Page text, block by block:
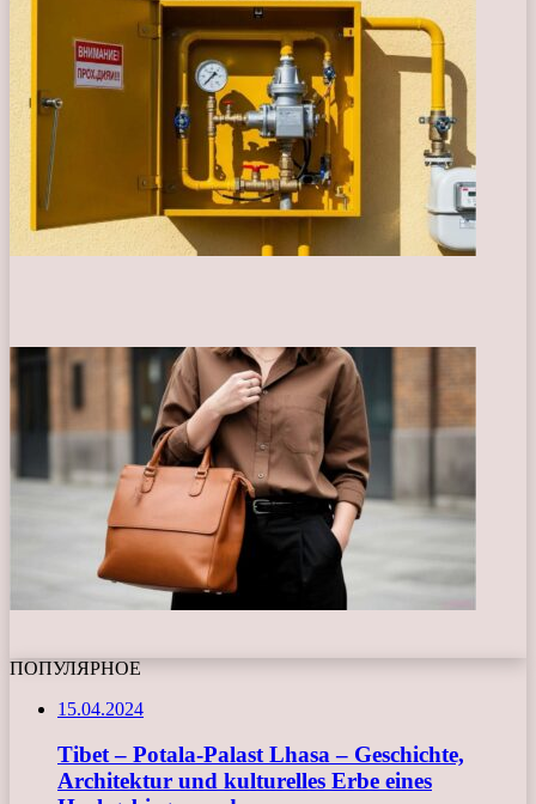
ПОПУЛЯРНОЕ
15.04.2024
Tibet – Potala-Palast Lhasa – Geschichte,
Architektur und kulturelles Erbe eines